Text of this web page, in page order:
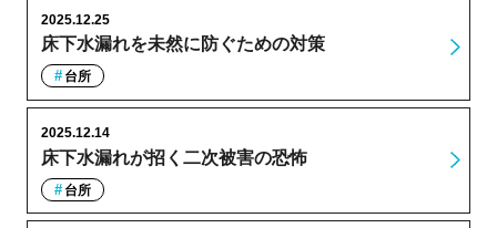
床下水漏れを未然に防ぐための対策
2025.12.25
台所
床下水漏れが招く二次被害の恐怖
2025.12.14
台所